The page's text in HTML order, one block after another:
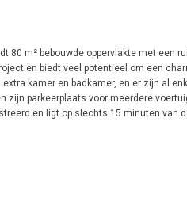
80 m² bebouwde oppervlakte met een
en biedt veel potentieel om een
kamer en badkamer, en er zijn al
zijn parkeerplaats voor meerdere
en ligt op slechts 15 minuten van